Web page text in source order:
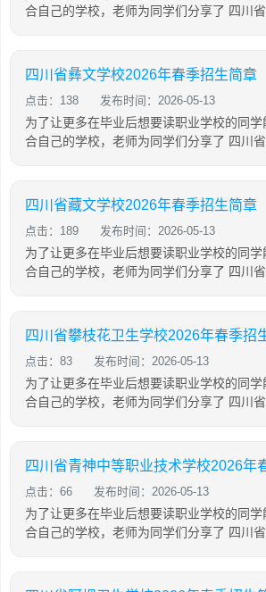
合自己的学校，老师为同学们分享了 四川
四川省彝文学校2026年春季招生简章
点击：138 发布时间：2026-05-13
为了让更多在毕业后想要读职业学校的同
合自己的学校，老师为同学们分享了 四川
四川省藏文学校2026年春季招生简章
点击：189 发布时间：2026-05-13
为了让更多在毕业后想要读职业学校的同
合自己的学校，老师为同学们分享了 四川
四川省攀枝花卫生学校2026年春季招
点击：83 发布时间：2026-05-13
为了让更多在毕业后想要读职业学校的同
合自己的学校，老师为同学们分享了 四川
四川省青神中等职业技术学校2026年
点击：66 发布时间：2026-05-13
为了让更多在毕业后想要读职业学校的同
合自己的学校，老师为同学们分享了 四川